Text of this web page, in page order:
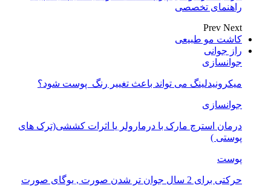
راهنمای تخصصی
Prev Next
کاشت مو طبیعی
راز جوانی
جوانسازی
میکرونیدلینگ می تواند باعث تغییر رنگ ‍ پوست شود؟
جوانسازی
درمان استرچ مارک با درمارولر یا اثرات کششی(ترک های
پوستی )
پوست
حرکتی برای 2 سال جوان تر شدن صورت , یوگای صورت